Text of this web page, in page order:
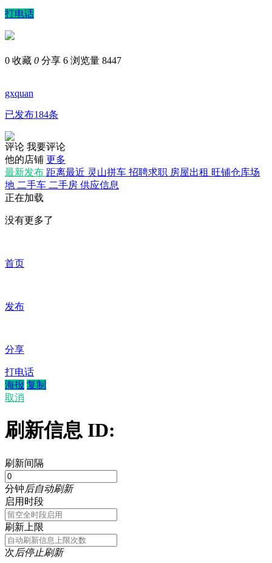
打电话
0 收藏 0 分享 6 浏览量 8447
gxquan
已发布184条
评论 我要评论
他的店铺 更多
最新发布 距离最近 灵山拼车 招聘求职 房屋出租 旺铺仓库场
地 二手车 二手房 供应信息
正在加载
没有更多了
首页
发布
分享
打电话
海报 复制
取消
刷新信息 ID:
刷新间隔
分钟后自动刷新
启用时段
刷新上限
次后停止刷新